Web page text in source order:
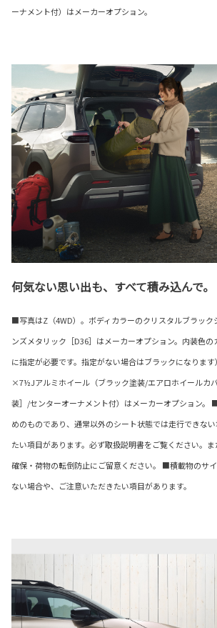
ーナメント付）はメーカーオプション。
何気ない思い出も、すべて積み込んで。
■写真はZ（4WD）。ボディカラーのクリスタルブラッ
ンズメタリック［D36］はメーカーオプション。内装色
に指定が必要です。指定がない場合はブラックになりま
×7½Jアルミホイール（ブラック塗装/エアロホイールカ
装］/センターオーナメント付）はメーカーオプション。
めのものであり、通常以外のシート状態では走行できな
たい項目があります。必ず取扱説明書をご覧ください。
確保・荷物の転倒防止にご留意ください。 ■積載物のサ
ない場合や、ご注意いただきたい項目があります。